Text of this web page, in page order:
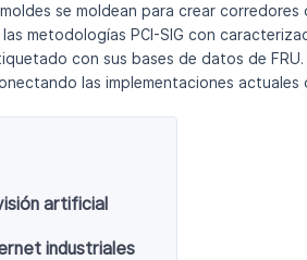
se moldean para crear
las metodologías PCI-SIG con
con sus bases de datos de
las implementaciones
artificial
industriales